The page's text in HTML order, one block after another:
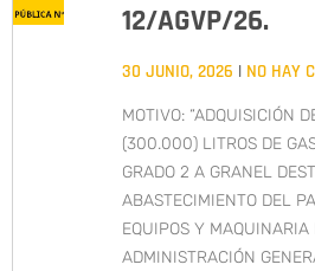
12/AGVP/26.
30 JUNIO, 2026 NO HAY
MOTIVO: “ADQUISICIÓN
(300.000) LITROS DE
GRADO 2 A GRANEL
ABASTECIMIENTO DEL
EQUIPOS Y MAQUINARIA
ADMINISTRACIÓN